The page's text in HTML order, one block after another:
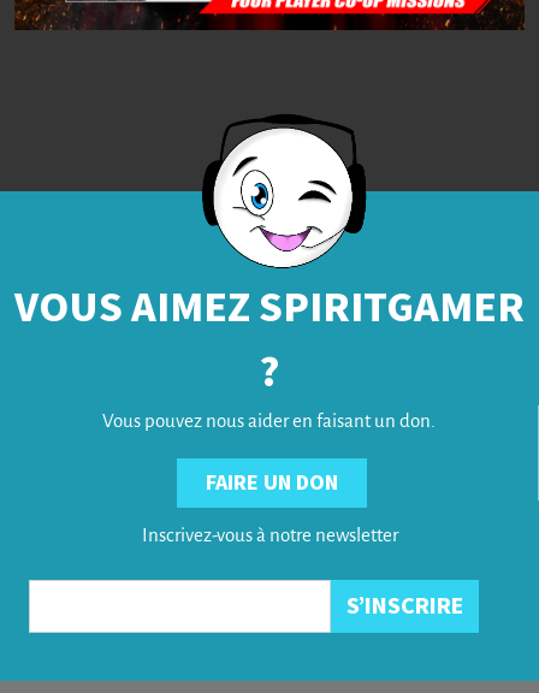
VOUS AIMEZ SPIRITGAMER
?
Vous pouvez nous aider en faisant un don.
FAIRE UN DON
Inscrivez-vous à notre newsletter